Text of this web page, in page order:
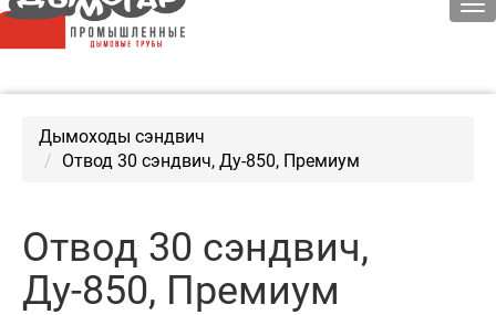
Дымоходы сэндвич
Отвод 30 сэндвич, Ду-850, Премиум
Отвод 30 сэндвич,
Ду-850, Премиум